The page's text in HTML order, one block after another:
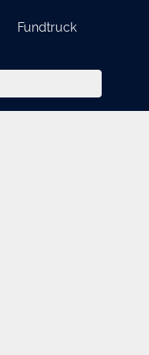
Fundtruck